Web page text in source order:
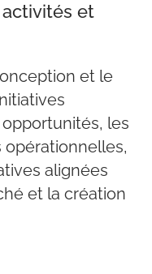
et
et le
les
opérationnelles,
alignées
et la création